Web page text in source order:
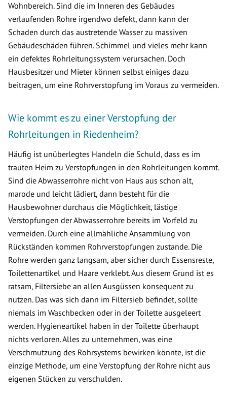
Wohnbereich. Sind die im Inneren des Gebäudes
verlaufenden Rohre irgendwo defekt, dann kann der
Schaden durch das austretende Wasser zu massiven
Gebäudeschäden führen. Schimmel und vieles mehr kann
ein defektes Rohrleitungssystem verursachen. Doch
Hausbesitzer und Mieter können selbst einiges dazu
beitragen, um eine Rohrverstopfung im Voraus zu vermeiden.
Wie kommt es zu einer Verstopfung der
Rohrleitungen in Riedenheim?
Häufig ist unüberlegtes Handeln die Schuld, dass es im
trauten Heim zu Verstopfungen in den Rohrleitungen kommt.
Sind die Abwasserrohre nicht von Haus aus schon alt,
marode und leicht lädiert, dann besteht für die
Hausbewohner durchaus die Möglichkeit, lästige
Verstopfungen der Abwasserrohre bereits im Vorfeld zu
vermeiden. Durch eine allmähliche Ansammlung von
Rückständen kommen Rohrverstopfungen zustande. Die
Rohre werden ganz langsam, aber sicher durch Essensreste,
Toilettenartikel und Haare verklebt. Aus diesem Grund ist es
ratsam, Filtersiebe an allen Ausgüssen konsequent zu
nutzen. Das was sich dann im Filtersieb befindet, sollte
niemals im Waschbecken oder in der Toilette ausgeleert
werden. Hygieneartikel haben in der Toilette überhaupt
nichts verloren. Alles zu unternehmen, was eine
Verschmutzung des Rohrsystems bewirken könnte, ist die
einzige Methode, um eine Verstopfung der Rohre nicht aus
eigenen Stücken zu verschulden.